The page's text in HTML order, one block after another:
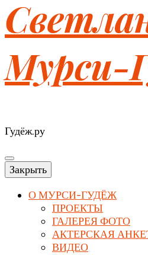
Мурси-
Гудёж.ру
Закрыть
О МУРСИ-ГУДЁЖ
ПРОЕКТЫ
ГАЛЕРЕЯ ФОТО
АКТЕРСКАЯ
ВИДЕО